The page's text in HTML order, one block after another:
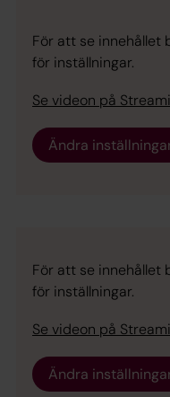
För att se innehållet
för inställningar.
Se videon på
Ändra
För att se innehållet
för inställningar.
Se videon på
Ändra